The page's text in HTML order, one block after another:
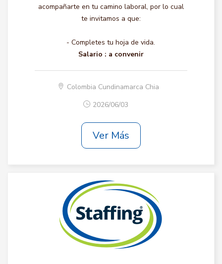
acompañarte en tu camino laboral, por lo cual
te invitamos a que:
- Completes tu hoja de vida.
Salario : a convenir
Colombia Cundinamarca Chia
2026/06/03
Ver Más